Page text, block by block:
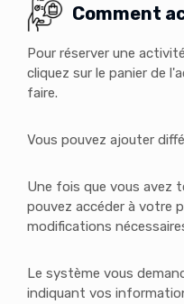
Comment
Pour réserver une
cliquez sur le panier de
faire.
Vous pouvez ajouter
Une fois que vous avez
pouvez accéder à votre
modifications
Le système vous
indiquant vos